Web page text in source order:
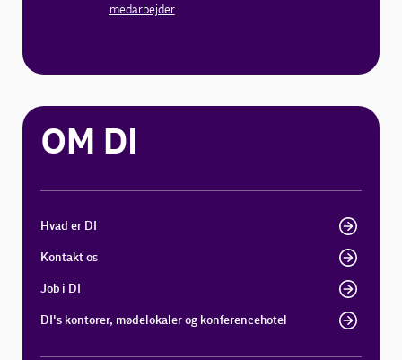
medarbejder
OM DI
Hvad er DI
Kontakt os
Job i DI
DI's kontorer, mødelokaler og konferencehotel